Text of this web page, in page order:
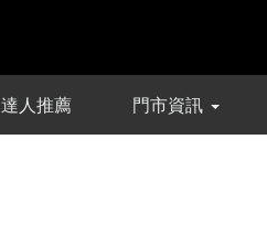
達人推薦 門市資訊